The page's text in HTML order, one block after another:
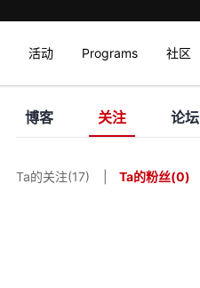
活动 Programs 社区
博客 关注 论坛
Ta的关注(17) Ta的粉丝(0)